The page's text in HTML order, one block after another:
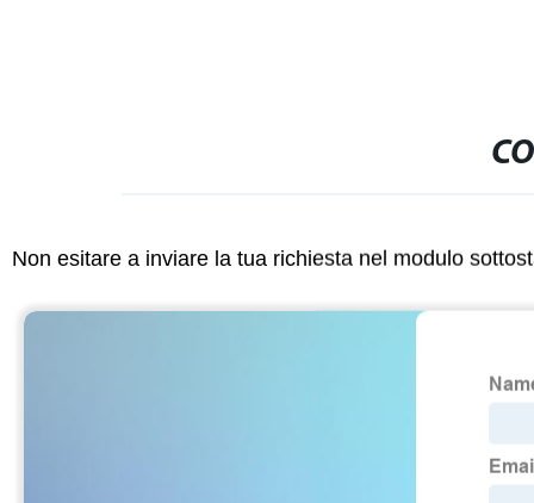
Non esitare a inviare la tua richiesta nel modulo